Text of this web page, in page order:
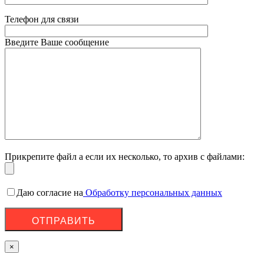
Телефон для связи
Введите Ваше сообщение
Прикрепите файл а если их несколько, то архив с файлами:
Даю согласие на Обработку персональных данных
×